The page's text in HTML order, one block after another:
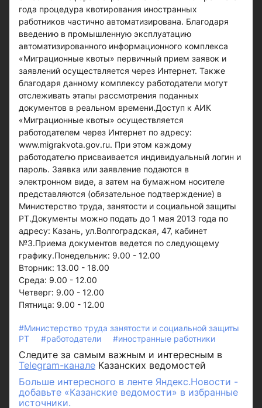
года процедура квотирования иностранных
работников частично автоматизирована. Благодаря
введению в промышленную эксплуатацию
автоматизированного информационного комплекса
«Миграционные квоты» первичный прием заявок и
заявлений осуществляется через Интернет. Также
благодаря данному комплексу работодатели могут
отслеживать этапы рассмотрения поданных
документов в реальном времени.Доступ к АИК
«Миграционные квоты» осуществляется
работодателем через Интернет по адресу:
www.migrakvota.gov.ru. При этом каждому
работодателю присваивается индивидуальный логин и
пароль. Заявка или заявление подаются в
электронном виде, а затем на бумажном носителе
представляются (обязательное подтверждение) в
Министерство труда, занятости и социальной защиты
РТ.Документы можно подать до 1 мая 2013 года по
адресу: Казань, ул.Волгоградская, 47, кабинет
№3.Приема документов ведется по следующему
графику.Понедельник: 9.00 - 12.00
Вторник: 13.00 - 18.00
Среда: 9.00 - 12.00
Четверг: 9.00 - 12.00
Пятница: 9.00 - 12.00
#Министерство труда занятости и социальной защиты
РТ
#работодатели #иностранные работники
Следите за самым важным и интересным в
Telegram-канале Казанских ведомостей
Больше интересного в ленте Яндекс.Новости -
добавьте «Казанские ведомости» в избранные
источники.